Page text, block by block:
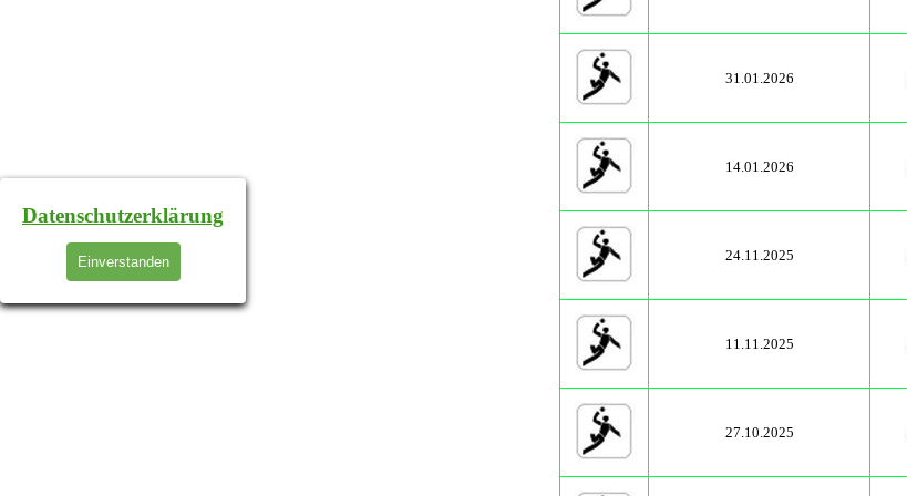
Datenschutzerklärung
Einverstanden
31.01.2026
14.01.2026
24.11.2025
11.11.2025
27.10.2025